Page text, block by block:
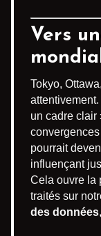
Vers
Tokyo,
attentivement.
un cadre clair
pourrait
influençant
Cela ouvre la
traités sur
des données,